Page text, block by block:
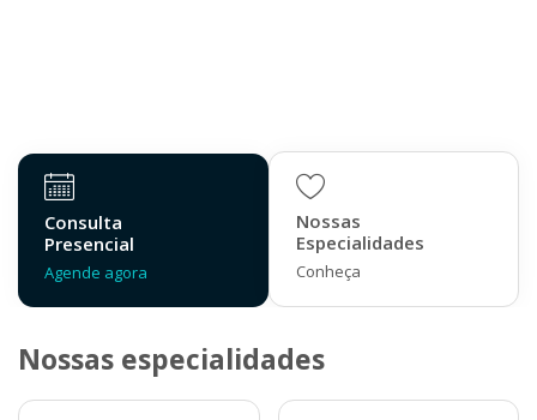
Consulta
Presencial
Agende agora
Nossas
Especialidades
Conheça
Nossas especialidades